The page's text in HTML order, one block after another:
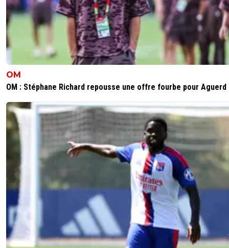
OM
OM : Stéphane Richard repousse une offre fourbe pour Aguerd